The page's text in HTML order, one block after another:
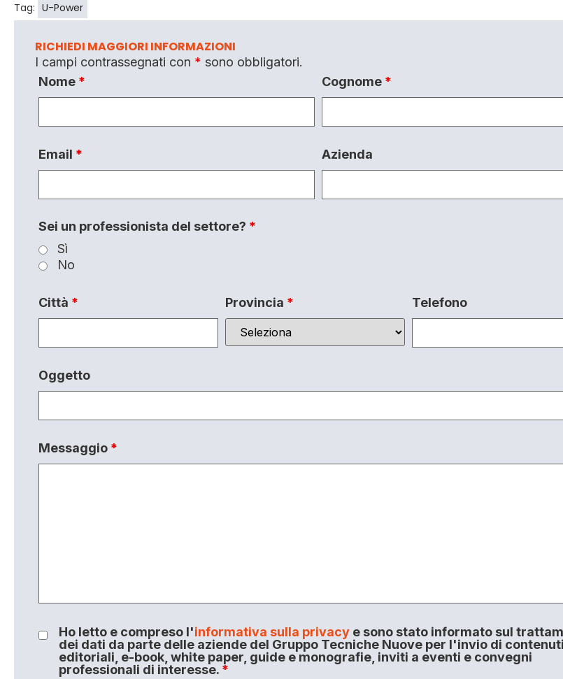
Tag: U-Power
RICHIEDI MAGGIORI INFORMAZIONI
I campi contrassegnati con * sono obbligatori.
Nome * Cognome *
Email * Azienda
Sei un professionista del settore? *
Sì
No
Città * Provincia * Telefono
Oggetto
Messaggio *
Ho letto e compreso l'informativa sulla privacye sono stato informato sul
dei dati da parte delle aziende del Gruppo Tecniche Nuove per l'invio di contenuti
editoriali, e-book, white paper, guide e monografie, inviti a eventi e convegni
professionali di interesse. *